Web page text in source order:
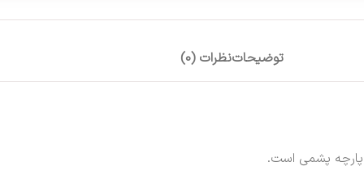
توضیحاتنظرات (0)
پشمی است.